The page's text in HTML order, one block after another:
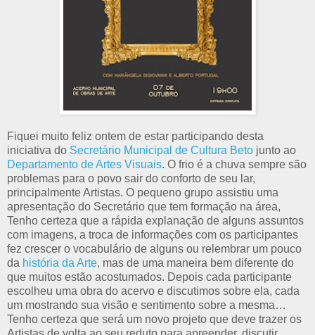
Fiquei muito feliz ontem de estar participando desta
iniciativa do Secretário Municipal de Cultura Beto junto ao
Departamento de Artes Visuais. O frio é a chuva sempre são
problemas para o povo sair do conforto de seu lar,
principalmente Artistas. O pequeno grupo assistiu uma
apresentação do Secretário que tem formação na área,
Tenho certeza que a rápida explanação de alguns assuntos
com imagens, a troca de informações com os participantes
fez crescer o vocabulário de alguns ou relembrar um pouco
da história da Arte, mas de uma maneira bem diferente do
que muitos estão acostumados. Depois cada participante
escolheu uma obra do acervo e discutimos sobre ela, cada
um mostrando sua visão e sentimento sobre a mesma…
Tenho certeza que será um novo projeto que deve trazer os